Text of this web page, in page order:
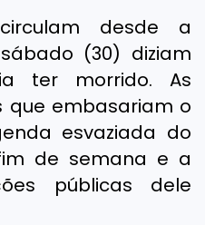
desde a
(30) diziam
ter morrido. As
que embasariam o
esvaziada do
de semana e a
públicas dele